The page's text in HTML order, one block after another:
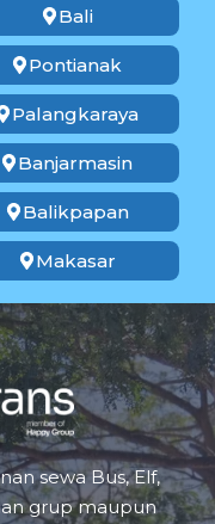
Bali
Pontianak
Palangkaraya
Banjarmasin
Balikpapan
Makasar
sewa Bus, Elf,
grup maupun